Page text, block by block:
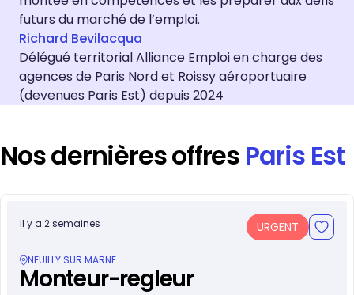
futurs du marché de l’emploi.
Richard Bevilacqua
Délégué territorial Alliance Emploi en charge des
agences de Paris Nord et Roissy aéroportuaire
(devenues Paris Est) depuis 2024
Nos dernières offres Paris Est
il y a 2 semaines URGENT
NEUILLY SUR MARNE
Monteur-regleur